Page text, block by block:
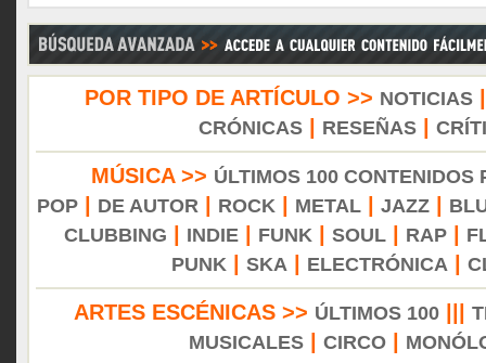
POR TIPO DE ARTÍCULO >> NOTICIAS
CRÓNICAS| RESEÑAS|
MÚSICA >> ÚLTIMOS 100 CONTENIDOS
POP| DE AUTOR ROCK METAL| JAZZ|
CLUBBING
INDIE| FUNK SOUL| RAP|
PUNK
SKA ELECTRÓNICA
ARTES ESCÉNICAS >> ÚLTIMOS 100
MUSICALES
CIRCO